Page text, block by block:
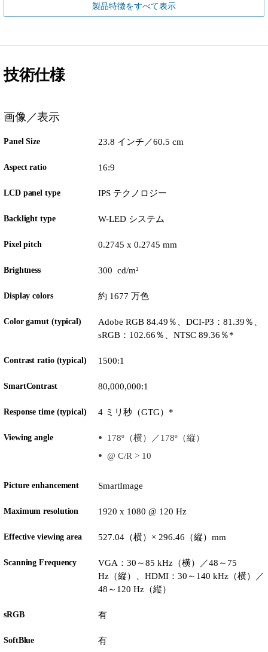
製品特徴をすべて表示
技術仕様
画像／表示
Panel Size 23.8 インチ／60.5 cm
Aspect ratio 16:9
LCD panel type IPS テクノロジー
Backlight type W-LED システム
Pixel pitch 0.2745 x 0.2745 mm
Brightness 300 cd/m²
Display colors 約 1677 万色
Color gamut (typical)
Adobe RGB 84.49％、DCI-P3：81.39％、
sRGB：102.66％、NTSC 89.36％*
Contrast ratio (typical) 1500:1
SmartContrast 80,000,000:1
Response time (typical) 4 ミリ秒（GTG）*
Viewing angle
178º（横）／178º（縦）
@ C/R > 10
Picture enhancement SmartImage
Maximum resolution 1920 x 1080 @ 120 Hz
Effective viewing area 527.04（横）× 296.46（縦）mm
Scanning Frequency
VGA：30～85 kHz（横）／48～75
Hz（縦）、HDMI：30～140 kHz（横）／
48～120 Hz（縦）
sRGB 有
SoftBlue 有